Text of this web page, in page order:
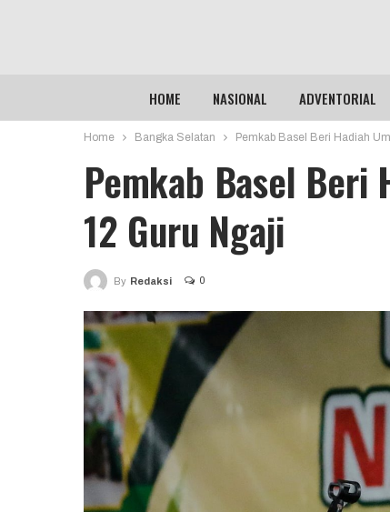
HOME NASIONAL ADVENTORIAL
Home Bangka Selatan Pemkab Basel Beri Hadiah
Pemkab Basel Beri
12 Guru Ngaji
By Redaksi 0